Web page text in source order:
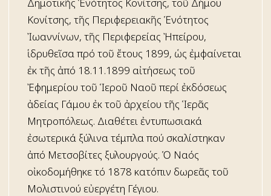
Κονίτσης, τῆς Περιφερειακῆς Ἑνότητος
Ἰωαννίνων, τῆς Περιφερείας Ἠπείρου,
ἱδρυθεῖσα πρό τοῦ ἔτους 1899, ὡς ἐμφαίνεται
ἐκ τῆς ἀπό 18.11.1899 αἰτήσεως τοῦ
Ἐφημερίου τοῦ Ἱεροῦ Ναοῦ περί ἐκδόσεως
ἀδείας Γάμου ἐκ τοῦ ἀρχείου τῆς Ἱερᾶς
Μητροπόλεως. Διαθέτει ἐντυπωσιακά
ἐσωτερικά ξύλινα τέμπλα πού σκαλίστηκαν
ἀπό Μετσοβίτες ξυλουργούς. Ὁ Ναός
οἰκοδομήθηκε τό 1878 κατόπιν δωρεᾶς τοῦ
Μολιστινού εὐεργέτη Γέγιου.